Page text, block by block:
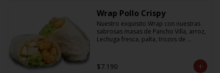
Wrap Pollo Crispy
Nuestro exquisito Wrap con nuestras
sabrosas masas de Pancho Villa, arroz,
Lechuga fresca, palta, trozos de
$7.190